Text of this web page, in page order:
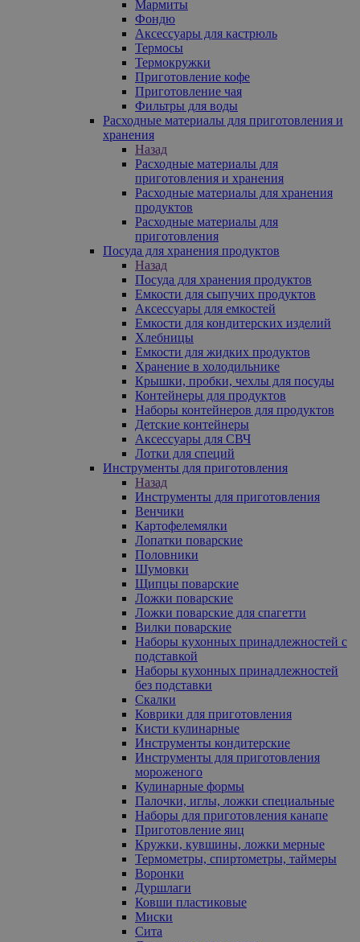
Мармиты
Фондю
Аксессуары для кастрюль
Термосы
Термокружки
Приготовление кофе
Приготовление чая
Фильтры для воды
Расходные материалы для приготовления и
хранения
Назад
Расходные материалы для
приготовления и хранения
Расходные материалы для хранения
продуктов
Расходные материалы для
приготовления
Посуда для хранения продуктов
Назад
Посуда для хранения продуктов
Емкости для сыпучих продуктов
Аксессуары для емкостей
Емкости для кондитерских изделий
Хлебницы
Емкости для жидких продуктов
Хранение в холодильнике
Крышки, пробки, чехлы для посуды
Контейнеры для продуктов
Наборы контейнеров для продуктов
Детские контейнеры
Аксессуары для СВЧ
Лотки для специй
Инструменты для приготовления
Назад
Инструменты для приготовления
Венчики
Картофелемялки
Лопатки поварские
Половники
Шумовки
Щипцы поварские
Ложки поварские
Ложки поварские для спагетти
Вилки поварские
Наборы кухонных принадлежностей с
подставкой
Наборы кухонных принадлежностей
без подставки
Скалки
Коврики для приготовления
Кисти кулинарные
Инструменты кондитерские
Инструменты для приготовления
мороженого
Кулинарные формы
Палочки, иглы, ложки специальные
Наборы для приготовления канапе
Приготовление яиц
Кружки, кувшины, ложки мерные
Термометры, спиртометры, таймеры
Воронки
Дуршлаги
Ковши пластиковые
Миски
Сита